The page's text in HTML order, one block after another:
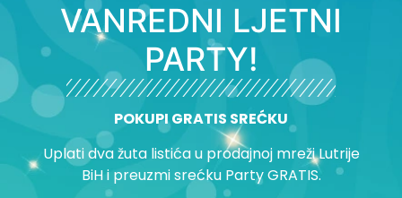
VANREDNI LJETNI
PARTY!
POKUPI GRATIS SREĆKU
Uplati dva žuta listića u prodajnoj mreži Lutrije
BiH i preuzmi srećku Party GRATIS.